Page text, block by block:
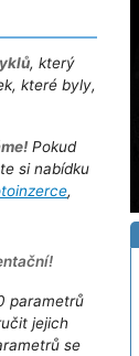
, který
které byly,
Pokud
si nabídku
,
parametrů
jejich
se